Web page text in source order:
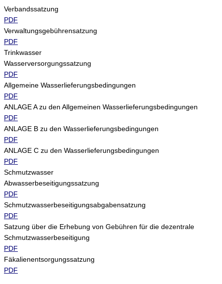
Verbandssatzung
PDF
Verwaltungsgebührensatzung
PDF
Trinkwasser
Wasserversorgungssatzung
PDF
Allgemeine Wasserlieferungsbedingungen
PDF
ANLAGE A zu den Allgemeinen Wasserlieferungsbedingungen
PDF
ANLAGE B zu den Wasserlieferungsbedingungen
PDF
ANLAGE C zu den Wasserlieferungsbedingungen
PDF
Schmutzwasser
Abwasserbeseitigungssatzung
PDF
Schmutzwasserbeseitigungsabgabensatzung
PDF
Satzung über die Erhebung von Gebühren für die dezentrale
Schmutzwasserbeseitigung
PDF
Fäkalienentsorgungssatzung
PDF